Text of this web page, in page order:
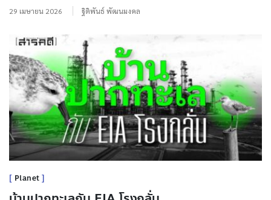
29 เมษายน 2026 ฐิติพันธ์ พัฒนมงคล
Planet